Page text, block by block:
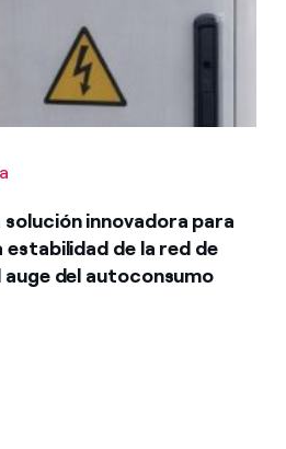
solución innovadora para
de la red de
del autoconsumo